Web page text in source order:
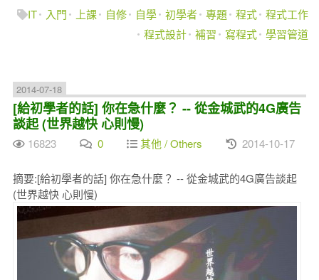
IT
入門 上課 自修 自學 初學者 專題 程式 程式工作
程式設計 補習 寫程式 學習管道
2014-07-18
[給初學者的話] 你在急什麼？ -- 從金城武的4G廣告
談起 (世界越快 心則慢)
16823 0 其他 / Others 2014-10-17
摘要:[給初學者的話] 你在急什麼？ -- 從金城武的4G廣告談起
(世界越快 心則慢)